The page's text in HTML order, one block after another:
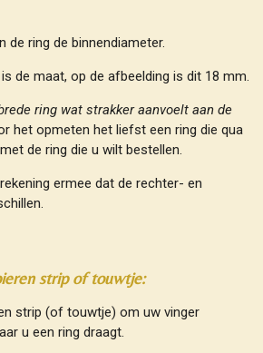
de ring de binnendiameter.
de maat, op de afbeelding is dit 18 mm.
ring wat strakker aanvoelt aan de
het opmeten het liefst een ring die qua
de ring die u wilt bestellen.
ermee dat de rechter- en
strip of touwtje:
strip (of touwtje) om uw vinger
u een ring draagt.